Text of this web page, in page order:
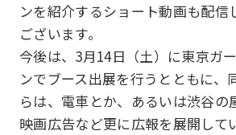
ンを紹介するショート動画も配信
ございます。
今後は、3月14日（土）に東京ガ
ンでブース出展を行うとともに、
らは、電車とか、あるいは渋谷の
映画広告など更に広報を展開して